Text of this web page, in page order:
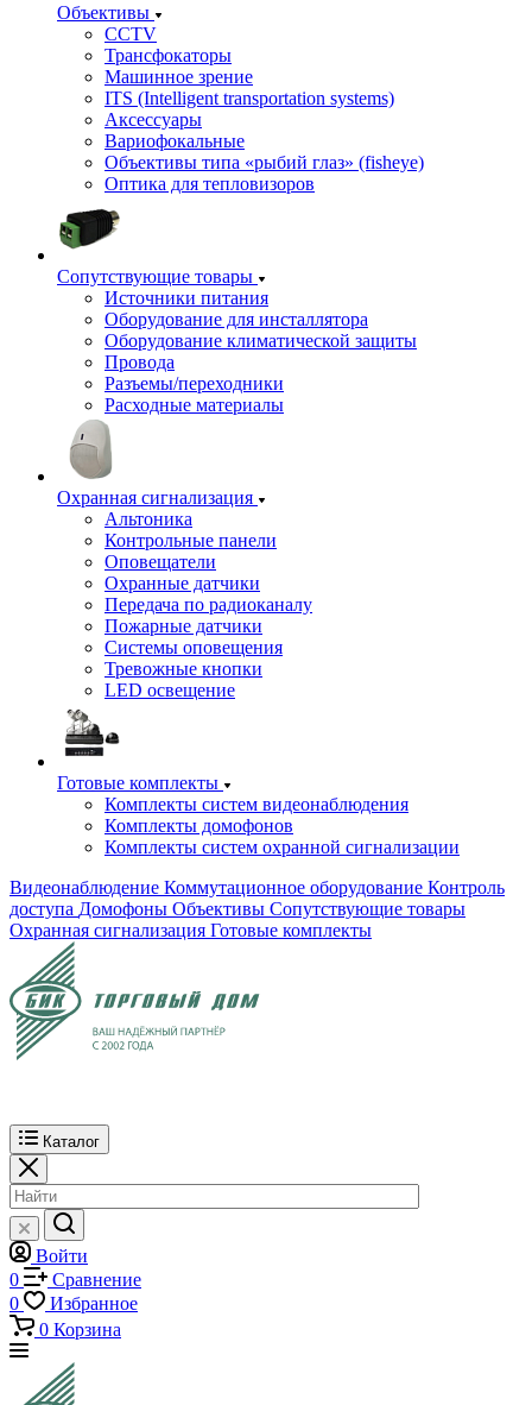
Объективы
CCTV
Трансфокаторы
Машинное зрение
ITS (Intelligent transportation systems)
Аксессуары
Вариофокальные
Объективы типа «рыбий глаз» (fisheye)
Оптика для тепловизоров
Сопутствующие товары
Источники питания
Оборудование для инсталлятора
Оборудование климатической защиты
Провода
Разъемы/переходники
Расходные материалы
Охранная сигнализация
Альтоника
Контрольные панели
Оповещатели
Охранные датчики
Передача по радиоканалу
Пожарные датчики
Системы оповещения
Тревожные кнопки
LED освещение
Готовые комплекты
Комплекты систем видеонаблюдения
Комплекты домофонов
Комплекты систем охранной сигнализации
Видеонаблюдение Коммутационное оборудование Контроль
доступа Домофоны Объективы Сопутствующие товары
Охранная сигнализация Готовые комплекты
Каталог
Войти
0
Сравнение
0
Избранное
0 Корзина